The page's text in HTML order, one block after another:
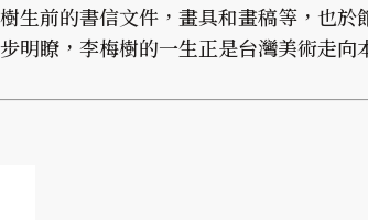
生前的書信文件，畫具和畫稿等，也
瞭，李梅樹的一生正是台灣美術走向